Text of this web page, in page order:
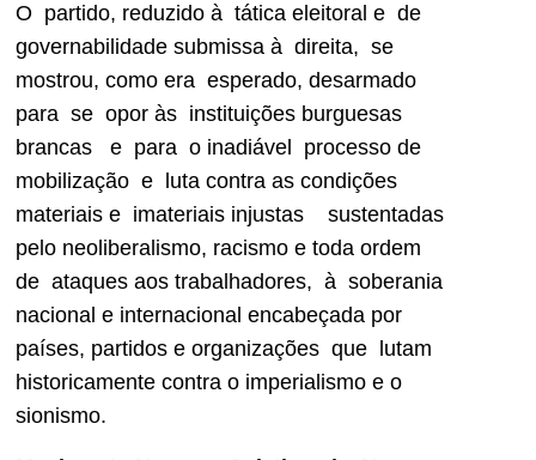
O partido, reduzido à tática eleitoral e de
governabilidade submissa à direita, se
mostrou, como era esperado, desarmado
para se opor às instituições burguesas
brancas e para o inadiável processo de
mobilização e luta contra as condições
materiais e imateriais injustas sustentadas
pelo neoliberalismo, racismo e toda ordem
de ataques aos trabalhadores, à soberania
nacional e internacional encabeçada por
países, partidos e organizações que lutam
historicamente contra o imperialismo e o
sionismo.